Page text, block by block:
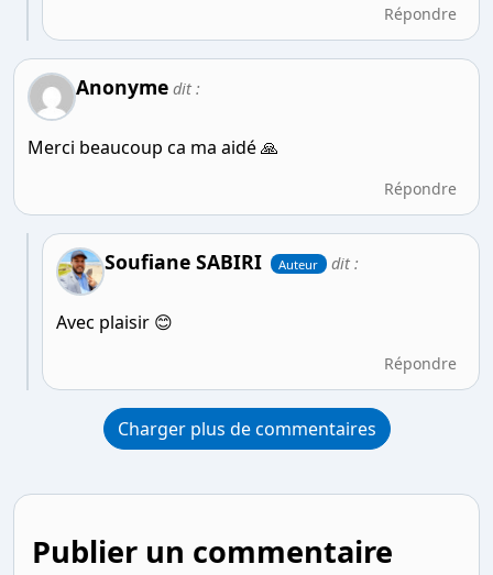
Répondre
Anonyme dit :
Merci beaucoup ca ma aidé 🙏
Répondre
Soufiane SABIRI Auteur dit :
Avec plaisir 😊
Répondre
Charger plus de commentaires
Publier un commentaire